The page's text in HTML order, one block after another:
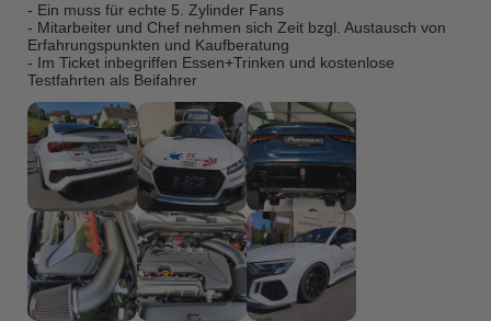
- Ein muss für echte 5. Zylinder Fans
- Mitarbeiter und Chef nehmen sich Zeit bzgl. Austausch von
Erfahrungspunkten und Kaufberatung
- Im Ticket inbegriffen Essen+Trinken und kostenlose
Testfahrten als Beifahrer